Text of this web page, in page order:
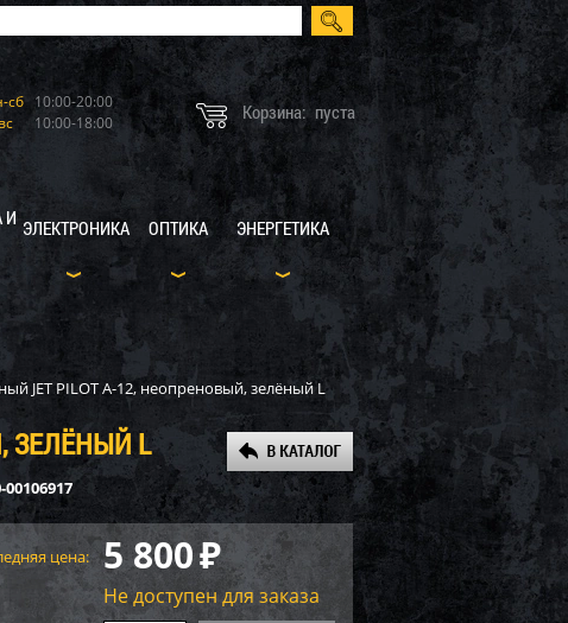
сб 10:00-20:00
вс
10:00-18:00 Корзина: пуста
И ЭЛЕКТРОНИКА ОПТИКА ЭНЕРГЕТИКА
JET PILOT A-12, неопреновый, зелёный L
ЗЕЛЁНЫЙ L
00106917
цена: 5 800₽
Не доступен для заказа